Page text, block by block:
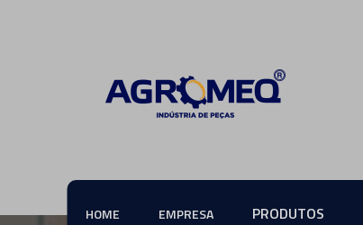
HOME EMPRESA PRODUTOS